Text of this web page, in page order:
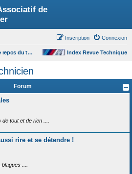
de
Connexion
Inscription
Aire de repos du technicien Index Revue Technique
Forum
tout et de rien ....
rire et se détendre !
....